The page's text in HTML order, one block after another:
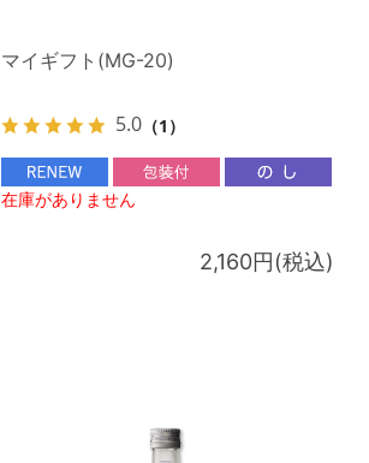
マイギフト(MG-20)
5.0 （1）
在庫がありません
2,160円(税込)